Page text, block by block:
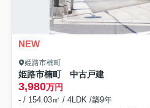
NEW
姫路市楠町
姫路市楠町 中古戸建
3,980万円
- / 154.03㎡ / 4LDK /築9年